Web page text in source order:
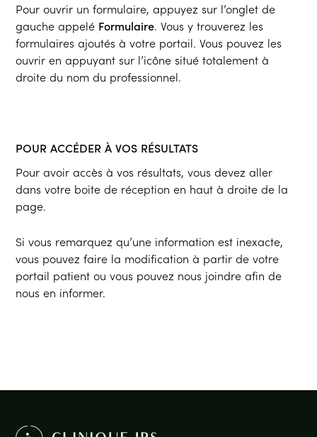
Pour ouvrir un formulaire, appuyez sur l’onglet de
gauche appelé Formulaire. Vous y trouverez les
formulaires ajoutés à votre portail. Vous pouvez les
ouvrir en appuyant sur l’icône situé totalement à
droite du nom du professionnel.
POUR ACCÉDER À VOS RÉSULTATS
Pour avoir accès à vos résultats, vous devez aller
dans votre boite de réception en haut à droite de la
page.
Si vous remarquez qu’une information est inexacte,
vous pouvez faire la modification à partir de votre
portail patient ou vous pouvez nous joindre afin de
nous en informer.